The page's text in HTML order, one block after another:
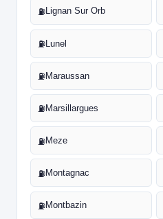
⛽Lignan Sur Orb
⛽Lunel
⛽Maraussan
⛽Marsillargues
⛽Meze
⛽Montagnac
⛽Montbazin